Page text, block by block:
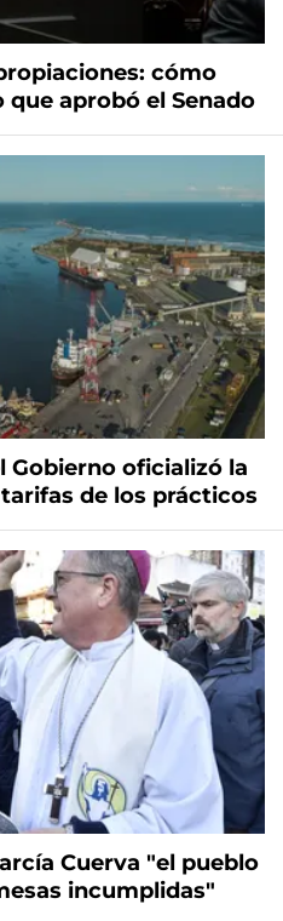
cómo
aprobó el Senado
oficializó la
de los prácticos
Cuerva "el pueblo
incumplidas"